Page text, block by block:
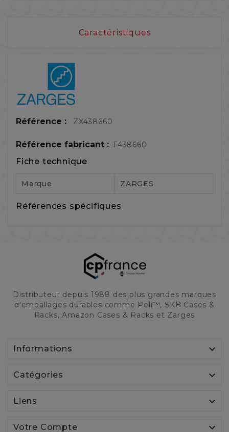
Caractéristiques
Référence : ZX438660
Référence fabricant : F438660
Fiche technique
Marque ZARGES
Références spécifiques
Distributeur depuis 1988 des plus grandes marques
d'emballages durables comme Peli™, SKB Cases &
Racks, Amazon Cases & Racks et Zarges
Informations 
Catégories 
Liens 
Votre Compte 